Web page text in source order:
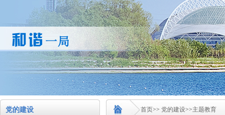
党的建设 首页>> 党的建设>>主题教育